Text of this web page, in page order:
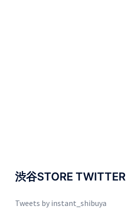
渋谷STORE TWITTER
Tweets by instant_shibuya